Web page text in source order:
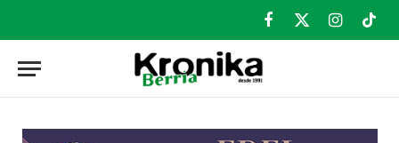
Facebook
X
Instagram